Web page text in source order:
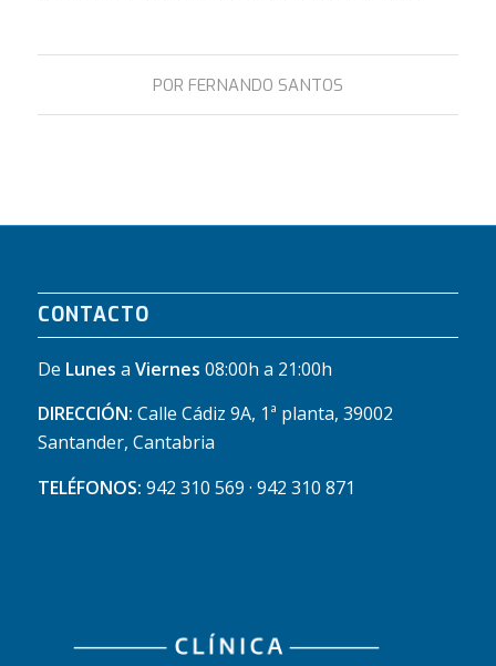
POR FERNANDO SANTOS
CONTACTO
De Lunes a Viernes 08:00h a 21:00h
DIRECCIÓN: Calle Cádiz 9A, 1ª planta, 39002
Santander, Cantabria
TELÉFONOS: 942 310 569 · 942 310 871